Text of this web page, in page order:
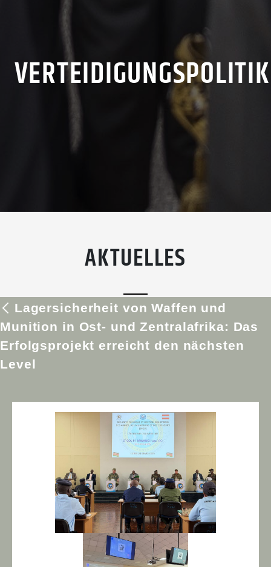
VERTEIDIGUNGSPOLITIK
AKTUELLES
Lagersicherheit von Waffen und
Munition in Ost- und Zentralafrika: Das
Erfolgsprojekt erreicht den nächsten
Level